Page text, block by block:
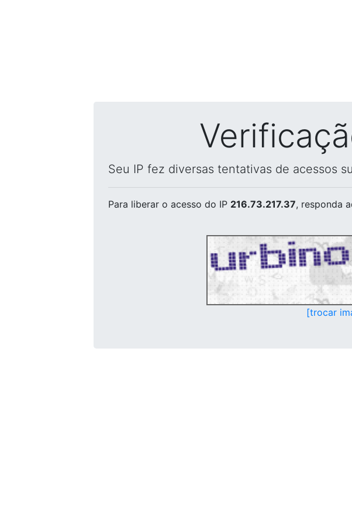
Seu IP fez diversas tentativas de acessos
Para liberar o acesso do IP 216.73.217.37, responda
[trocar